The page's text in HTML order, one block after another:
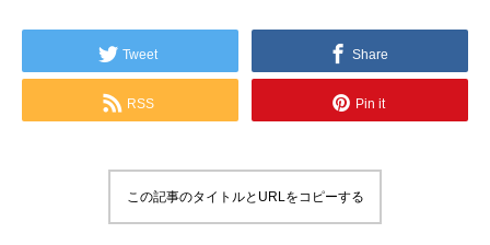
Tweet Share
RSS Pin it
この記事のタイトルとURLをコピーする